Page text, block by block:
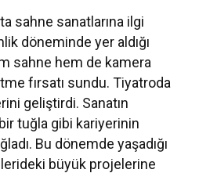
sahne sanatlarına ilgi
döneminde yer aldığı
sahne hem de kamera
fırsatı sundu. Tiyatroda
geliştirdi. Sanatın
tuğla gibi kariyerinin
Bu dönemde yaşadığı
büyük projelerine